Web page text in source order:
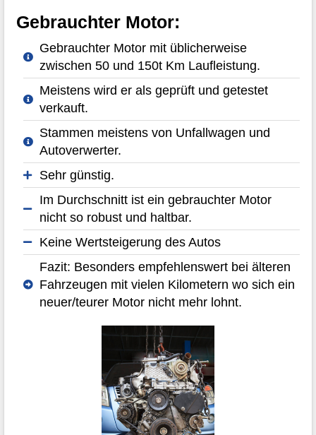
Gebrauchter Motor:
Gebrauchter Motor mit üblicherweise
zwischen 50 und 150t Km Laufleistung.
Meistens wird er als geprüft und getestet
verkauft.
Stammen meistens von Unfallwagen und
Autoverwerter.
Sehr günstig.
Im Durchschnitt ist ein gebrauchter Motor
nicht so robust und haltbar.
Keine Wertsteigerung des Autos
Fazit: Besonders empfehlenswert bei älteren
Fahrzeugen mit vielen Kilometern wo sich ein
neuer/teurer Motor nicht mehr lohnt.